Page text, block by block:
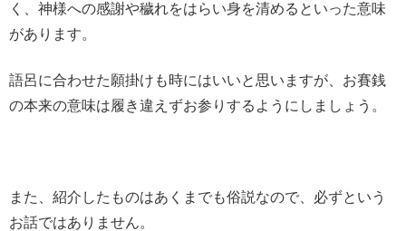
く、神様への感謝や穢れをはらい身を清めるといった意味
があります。
語呂に合わせた願掛けも時にはいいと思いますが、お賽銭
の本来の意味は履き違えずお参りするようにしましょう。
また、紹介したものはあくまでも俗説なので、必ずという
お話ではありません。